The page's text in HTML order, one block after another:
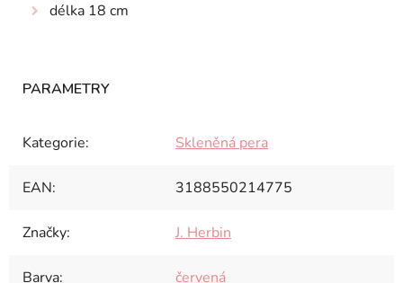
délka 18 cm
Kategorie: Skleněná pera
EAN: 3188550214775
Značky: J. Herbin
Barva: červená